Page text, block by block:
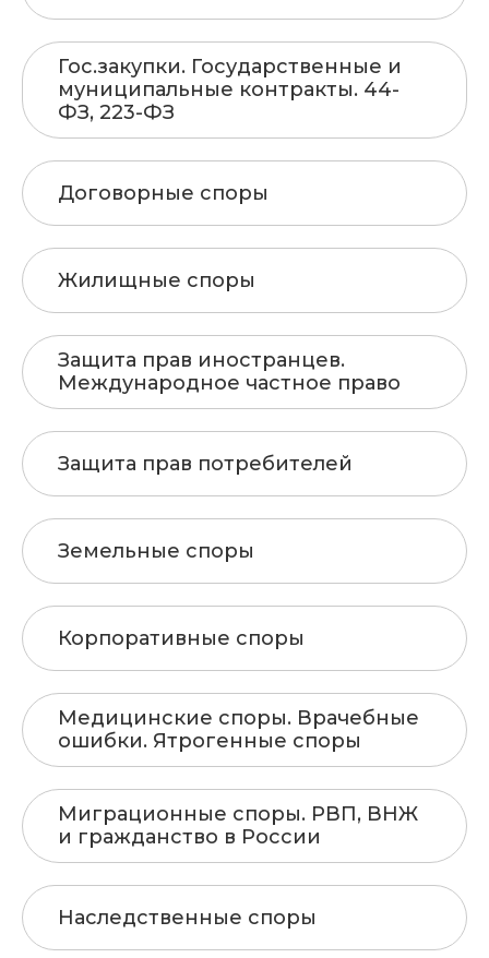
Гос.закупки. Государственные и
муниципальные контракты. 44-
ФЗ, 223-ФЗ
Договорные споры
Жилищные споры
Защита прав иностранцев.
Международное частное право
Защита прав потребителей
Земельные споры
Корпоративные споры
Медицинские споры. Врачебные
ошибки. Ятрогенные споры
Миграционные споры. РВП, ВНЖ
и гражданство в России
Наследственные споры